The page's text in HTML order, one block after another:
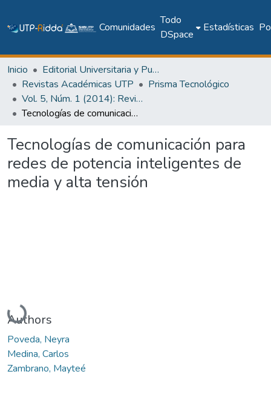
Comunidades
Todo
DSpace
Estadísticas
Inicio
Editorial Universitaria y Publicaciones Seriadas
Revistas Académicas UTP
Prisma Tecnológico
Vol. 5, Núm. 1 (2014): Revista Prisma Tecnológico
Tecnologías de comunicación para redes de potencia inteligentes de media y alta tensión
Tecnologías de comunicación para
redes de potencia inteligentes de
media y alta tensión
Cargando...
Authors
Poveda, Neyra
Medina, Carlos
Zambrano, Mayteé